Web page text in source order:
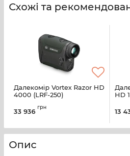
Схожі та
Далекомір Vortex Razor HD
4000 (LRF-250)
33 936
грн
HD
13
Опис